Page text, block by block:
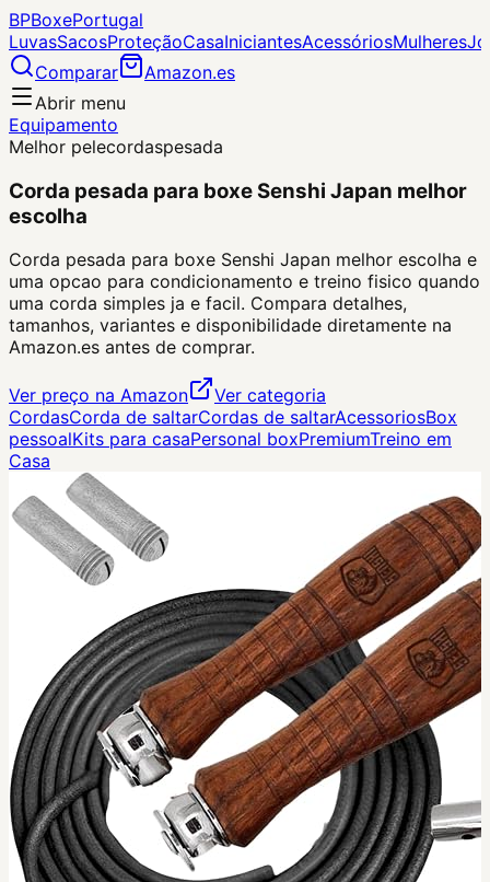
BPBoxePortugal
LuvasSacosProteçãoCasaIniciantesAcessóriosMulheres
Comparar
Amazon.es
Abrir menu
Equipamento
Melhor pelecordaspesada
Corda pesada para boxe Senshi Japan melhor
escolha
Corda pesada para boxe Senshi Japan melhor escolha e
uma opcao para condicionamento e treino fisico quando
uma corda simples ja e facil. Compara detalhes,
tamanhos, variantes e disponibilidade diretamente na
Amazon.es antes de comprar.
Ver preço na Amazon
Ver categoria
CordasCorda de saltarCordas de saltarAcessoriosBox
pessoalKits para casaPersonal boxPremiumTreino em
Casa